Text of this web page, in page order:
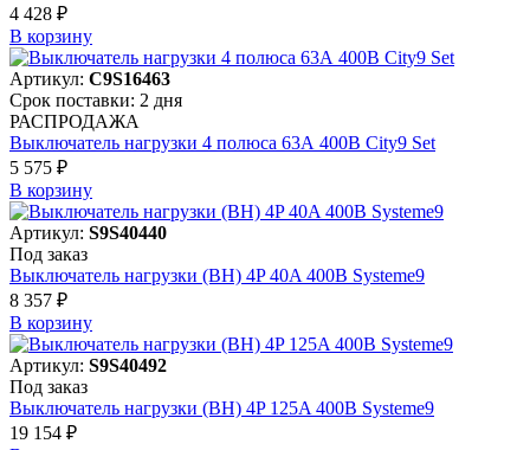
4 428 ₽
В корзинy
Артикул: C9S16463
Срок поставки: 2 дня
РАСПРОДАЖА
Выключатель нагрузки 4 полюса 63А 400В City9 Set
5 575 ₽
В корзинy
Артикул: S9S40440
Под заказ
Выключатель нагрузки (ВН) 4P 40A 400В Systeme9
8 357 ₽
В корзинy
Артикул: S9S40492
Под заказ
Выключатель нагрузки (ВН) 4P 125A 400В Systeme9
19 154 ₽